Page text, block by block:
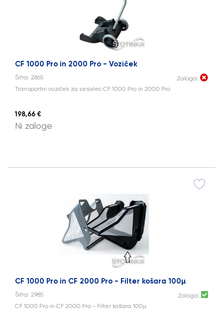
CF 1000 Pro in 2000 Pro - Voziček
Šifra: 2865
Zaloga:
Transportni voziček za sesalec CF 1000 Pro in 2000 Pro
198,66 €
Ni zaloge
CF 1000 Pro in CF 2000 Pro - Filter košara 100µ
Šifra: 2985
Zaloga:
CF 1000 Pro in CF 2000 Pro - Filter košara 100µ